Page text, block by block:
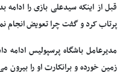
قبل از اینکه سیدعلی بازی را
پرتاب کرد و گفت چرا تعویض انجام
مدیرعامل باشگاه پرسپولیس
زمین خورده و برانکارت او را